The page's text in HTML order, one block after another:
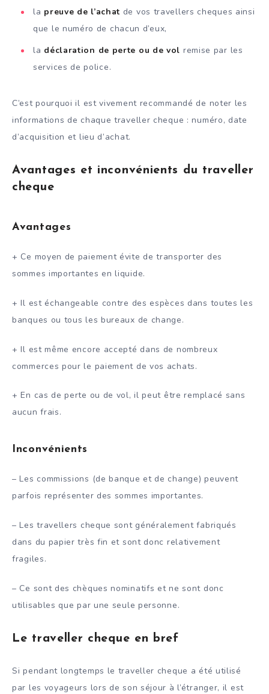
la preuve de l’achat de vos travellers cheques ainsi
que le numéro de chacun d’eux,
la déclaration de perte ou de vol remise par les
services de police.
C’est pourquoi il est vivement recommandé de noter les
informations de chaque traveller cheque : numéro, date
d’acquisition et lieu d’achat.
Avantages et inconvénients du traveller
cheque
Avantages
+ Ce moyen de paiement évite de transporter des
sommes importantes en liquide.
+ Il est échangeable contre des espèces dans toutes les
banques ou tous les bureaux de change.
+ Il est même encore accepté dans de nombreux
commerces pour le paiement de vos achats.
+ En cas de perte ou de vol, il peut être remplacé sans
aucun frais.
Inconvénients
– Les commissions (de banque et de change) peuvent
parfois représenter des sommes importantes.
– Les travellers cheque sont généralement fabriqués
dans du papier très fin et sont donc relativement
fragiles.
– Ce sont des chèques nominatifs et ne sont donc
utilisables que par une seule personne.
Le traveller cheque en bref
Si pendant longtemps le traveller cheque a été utilisé
par les voyageurs lors de son séjour à l’étranger, il est